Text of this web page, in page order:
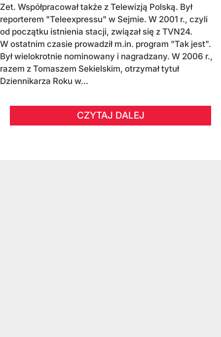
Zet. Współpracował także z Telewizją Polską. Był
reporterem "Teleexpressu" w Sejmie. W 2001 r., czyli
od początku istnienia stacji, związał się z TVN24.
W ostatnim czasie prowadził m.in. program "Tak jest".
Był wielokrotnie nominowany i nagradzany. W 2006 r.,
razem z Tomaszem Sekielskim, otrzymał tytuł
Dziennikarza Roku w...
CZYTAJ DALEJ